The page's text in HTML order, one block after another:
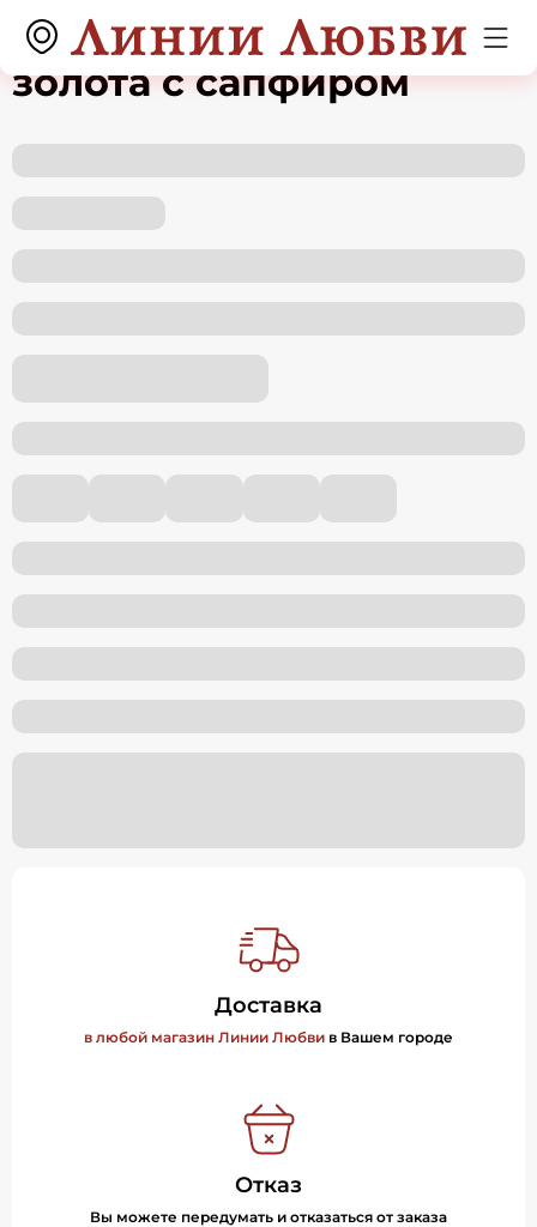
Колье из красного
золота с сапфиром
Доставка
в любой магазин Линии Любви в Вашем городе
Отказ
Вы можете передумать и отказаться от заказа